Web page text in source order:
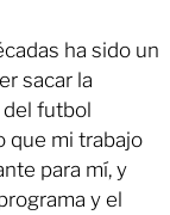
ha sido un
sacar la
del futbol
que mi trabajo
para mí, y
y el